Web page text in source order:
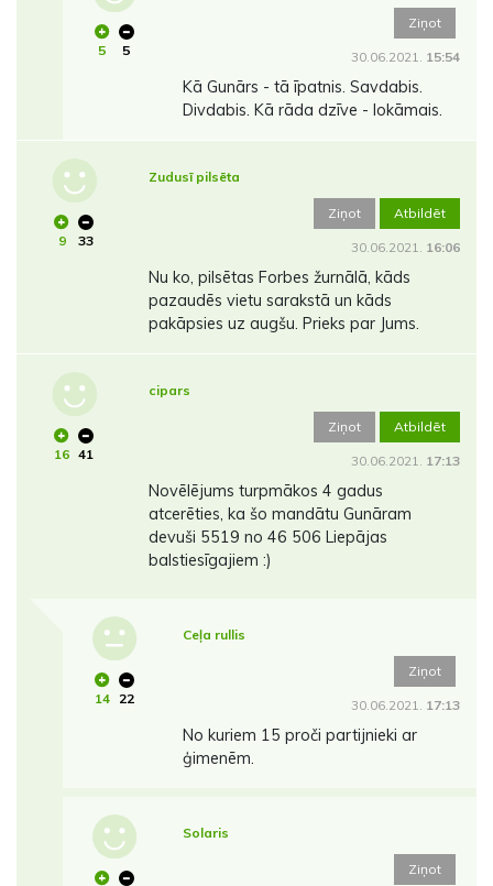
5 5
Ziņot
30.06.2021. 15:54
Kā Gunārs - tā īpatnis. Savdabis.
Divdabis. Kā rāda dzīve - lokāmais.
9 33
Zudusī pilsēta
Ziņot Atbildēt
30.06.2021. 16:06
Nu ko, pilsētas Forbes žurnālā, kāds
pazaudēs vietu sarakstā un kāds
pakāpsies uz augšu. Prieks par Jums.
16 41
cipars
Ziņot Atbildēt
30.06.2021. 17:13
Novēlējums turpmākos 4 gadus
atcerēties, ka šo mandātu Gunāram
devuši 5519 no 46 506 Liepājas
balstiesīgajiem :)
14 22
Ceļa rullis
Ziņot
30.06.2021. 17:13
No kuriem 15 proči partijnieki ar
ģimenēm.
Solaris
Ziņot